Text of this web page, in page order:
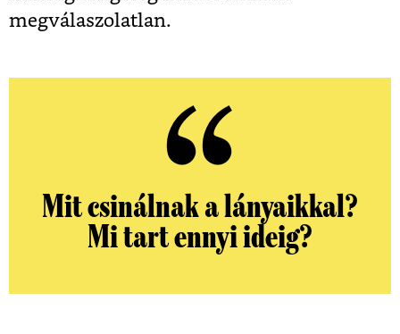
megválaszolatlan.
Mit csinálnak a lányaikkal?
Mi tart ennyi ideig?